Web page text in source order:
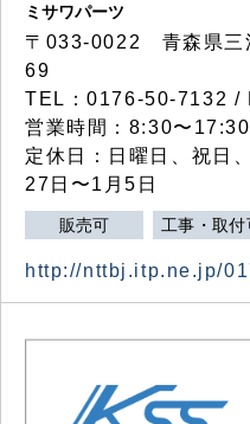
ミサワパーツ
〒033-0022 青森県三
69
TEL：0176-50-7132 /
営業時間：8:30〜17:30
定休日：日曜日、祝日
27日〜1月5日
販売可 工事・取付
http://nttbj.itp.ne.jp/